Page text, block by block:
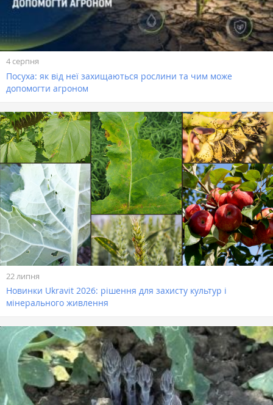
4 серпня
Посуха: як від неї захищаються рослини та чим може
допомогти агроном
22 липня
Новинки Ukravit 2026: рішення для захисту культур і
мінерального живлення